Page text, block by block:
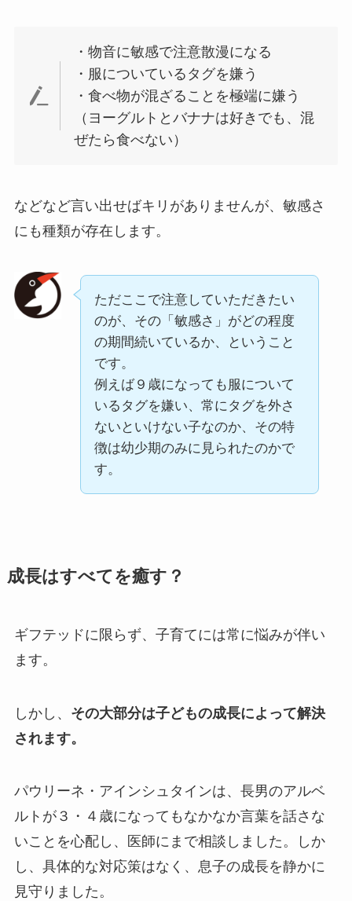
・物音に敏感で注意散漫になる
・服についているタグを嫌う
・食べ物が混ざることを極端に嫌う
（ヨーグルトとバナナは好きでも、混
ぜたら食べない）
などなど言い出せばキリがありませんが、敏感さ
にも種類が存在します。
ただここで注意していただきたい
のが、その「敏感さ」がどの程度
の期間続いているか、ということ
です。
例えば９歳になっても服について
いるタグを嫌い、常にタグを外さ
ないといけない子なのか、その特
徴は幼少期のみに見られたのかで
す。
成長はすべてを癒す？
ギフテッドに限らず、子育てには常に悩みが伴い
ます。
しかし、 その大部分は子どもの成長によって解決
されます。
パウリーネ・アインシュタインは、長男のアルベ
ルトが３・４歳になってもなかなか言葉を話さな
いことを心配し、医師にまで相談しました。しか
し、具体的な対応策はなく、息子の成長を静かに
見守りました。